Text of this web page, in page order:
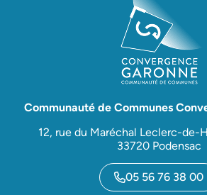
Communauté de Communes
12, rue du Maréchal Leclerc-de-
33720 Podensac
05 56 76 38 00